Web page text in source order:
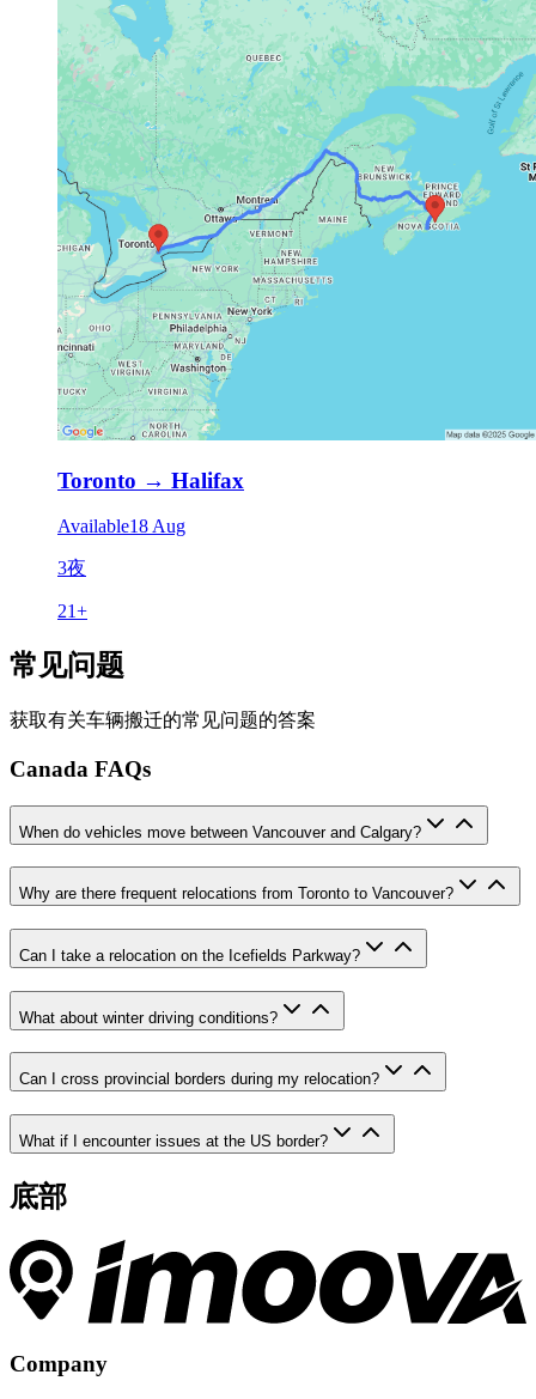
Toronto → Halifax
Available18 Aug
3夜
21+
常见问题
获取有关车辆搬迁的常见问题的答案
Canada FAQs
When do vehicles move between Vancouver and Calgary?
Why are there frequent relocations from Toronto to Vancouver?
Can I take a relocation on the Icefields Parkway?
What about winter driving conditions?
Can I cross provincial borders during my relocation?
What if I encounter issues at the US border?
底部
Company